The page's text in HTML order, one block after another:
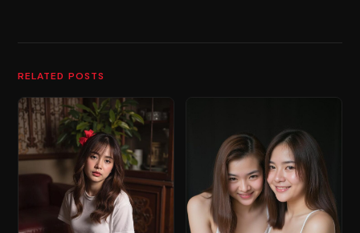
RELATED POSTS